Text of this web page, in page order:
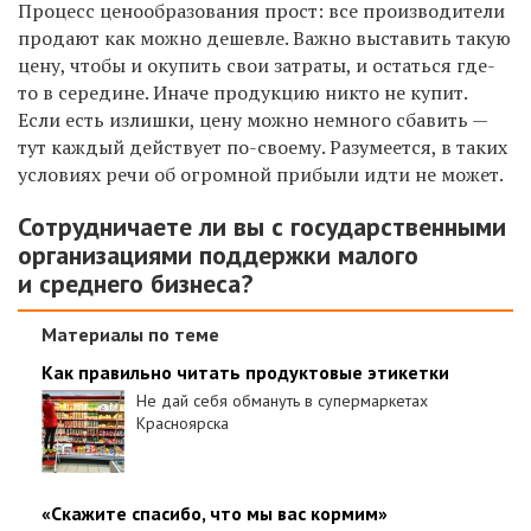
Процесс ценообразования прост: все производители
продают как можно дешевле. Важно выставить такую
цену, чтобы и окупить свои затраты, и остаться где-
то в середине. Иначе продукцию никто не купит.
Если есть излишки, цену можно немного сбавить —
тут каждый действует по-своему. Разумеется, в таких
условиях речи об огромной прибыли идти не может.
Сотрудничаете ли вы с государственными
организациями поддержки малого
и среднего бизнеса?
Материалы по теме
Как правильно читать продуктовые этикетки
Не дай себя обмануть в супермаркетах
Красноярска
«Скажите спасибо, что мы вас кормим»